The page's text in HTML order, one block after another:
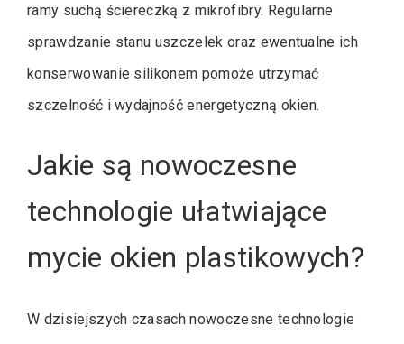
ramy suchą ściereczką z mikrofibry. Regularne
sprawdzanie stanu uszczelek oraz ewentualne ich
konserwowanie silikonem pomoże utrzymać
szczelność i wydajność energetyczną okien.
Jakie są nowoczesne
technologie ułatwiające
mycie okien plastikowych?
W dzisiejszych czasach nowoczesne technologie